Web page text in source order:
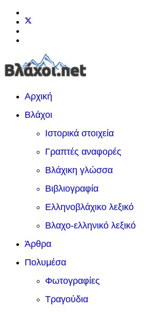
Αρχική
Βλάχοι
Ιστορικά στοιχεία
Γραπτές αναφορές
Βλάχικη γλώσσα
Βιβλιογραφία
Ελληνοβλάχικο λεξικό
Βλαχο-ελληνικό λεξικό
Άρθρα
Πολυμέσα
Φωτογραφίες
Τραγούδια